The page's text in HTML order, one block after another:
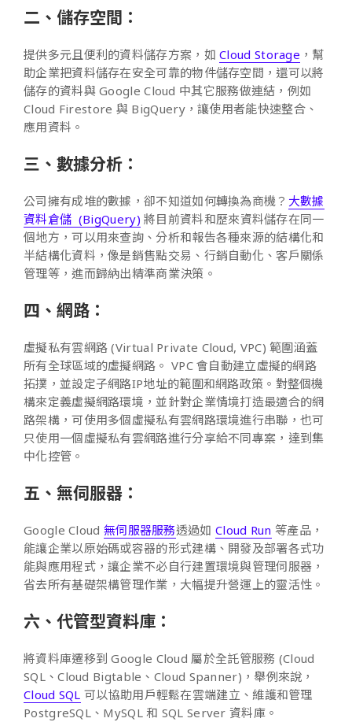
二、儲存空間：
提供多元且便利的資料儲存方案，如Cloud Storage ，幫
助企業把資料儲存在安全可靠的物件儲存空間，還可以將
儲存的資料與 Google Cloud 中其它服務做連結，例如
Cloud Firestore 與 BigQuery，讓使用者能快速整合、
應用資料。
三、數據分析：
公司擁有成堆的數據，卻不知道如何轉換為商機？ 大數據
資料倉儲 (BigQuery) 將目前資料和歷來資料儲存在同一
個地方，可以用來查詢、分析和報告各種來源的結構化和
半結構化資料，像是銷售點交易、行銷自動化、客戶關係
管理等，進而歸納出精準商業決策。
四、網路：
虛擬私有雲網路 (Virtual Private Cloud, VPC) 範圍涵蓋
所有全球區域的虛擬網路。 VPC 會自動建立虛擬的網路
拓撲，並設定子網路IP地址的範圍和網路政策。對整個機
構來定義虛擬網路環境，並針對企業情境打造最適合的網
路架構，可使用多個虛擬私有雲網路環境進行串聯，也可
只使用一個虛擬私有雲網路進行分享給不同專案，達到集
中化控管。
五、無伺服器：
Google Cloud 無伺服器服務透過如 Cloud Run 等產品，
能讓企業以原始碼或容器的形式建構、開發及部署各式功
能與應用程式，讓企業不必自行建置環境與管理伺服器，
省去所有基礎架構管理作業，大幅提升營運上的靈活性。
六、代管型資料庫：
將資料庫遷移到 Google Cloud 屬於全託管服務 (Cloud
SQL、Cloud Bigtable、Cloud Spanner)，舉例來說，
Cloud SQL 可以協助用戶輕鬆在雲端建立、維護和管理
PostgreSQL、MySQL 和 SQL Server 資料庫。